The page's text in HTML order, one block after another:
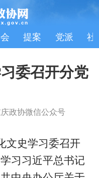
提案 党派 社
委召开分党
政协微信公众号
文史学习委召开
习习近平总书记